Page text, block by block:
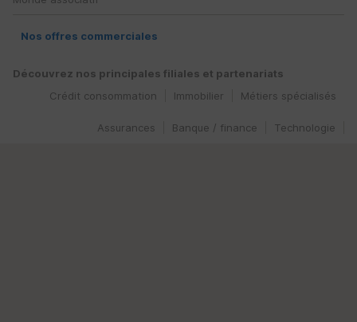
Nos offres commerciales
Découvrez nos principales filiales et partenariats
Métiers spécialisés
Immobilier
Crédit consommation
Technologie
Banque / finance
Assurances